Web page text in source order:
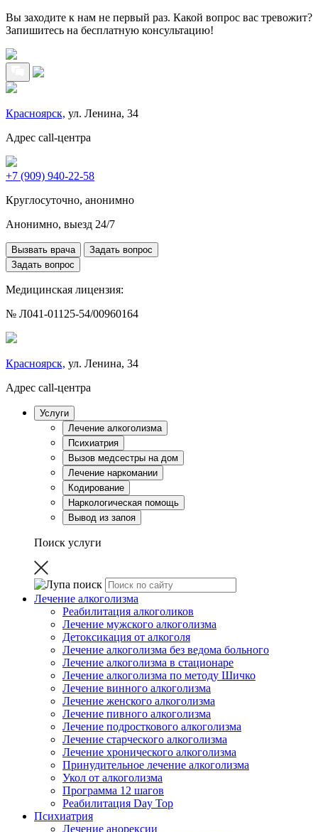
Вы заходите к нам не первый раз. Какой вопрос вас тревожит?
Запишитесь на бесплатную консультацию!
Красноярск, ул. Ленина, 34
Адрес call-центра
+7 (909) 940-22-58
Круглосуточно, анонимно
Анонимно, выезд 24/7
Вызвать врача
Задать вопрос
Задать вопрос
Медицинская лицензия:
№ Л041-01125-54/00960164
Красноярск, ул. Ленина, 34
Адрес call-центра
Услуги
Лечение алкоголизма
Психиатрия
Вызов медсестры на дом
Лечение наркомании
Кодирование
Наркологическая помощь
Вывод из запоя
Поиск услуги
Лечение алкоголизма
Реабилитация алкоголиков
Лечение мужского алкоголизма
Детоксикация от алкоголя
Лечение алкоголизма без ведома больного
Лечение алкоголизма в стационаре
Лечение алкоголизма по методу Шичко
Лечение винного алкоголизма
Лечение женского алкоголизма
Лечение пивного алкоголизма
Лечение подросткового алкоголизма
Лечение старческого алкоголизма
Лечение хронического алкоголизма
Принудительное лечение алкоголизма
Укол от алкоголизма
Программа 12 шагов
Реабилитация Day Top
Психиатрия
Лечение анорексии